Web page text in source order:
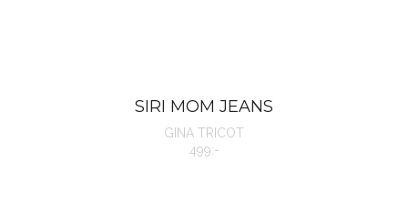
SIRI MOM JEANS
GINA TRICOT
499:-